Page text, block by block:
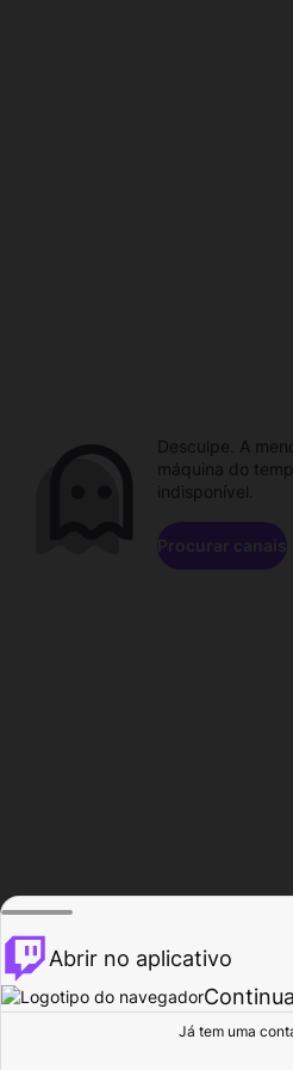
Procurar
Desculpe. A
máquina do
indisponível.
Procurar canais
Abrir no aplicativo
Já tem uma